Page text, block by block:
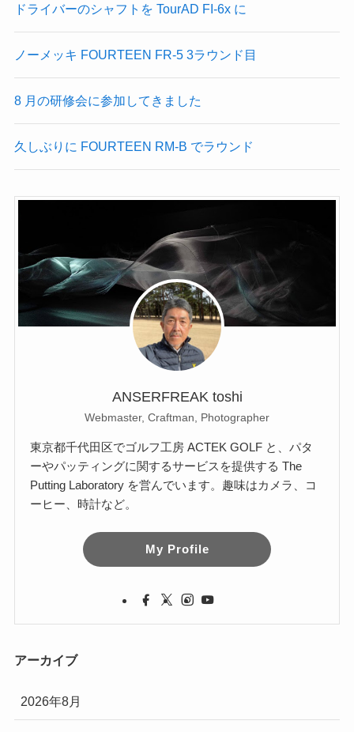
ドライバーのシャフトを TourAD FI-6x に
ノーメッキ FOURTEEN FR-5 3ラウンド目
8 月の研修会に参加してきました
久しぶりに FOURTEEN RM-B でラウンド
ANSERFREAK toshi
Webmaster, Craftman, Photographer
東京都千代田区でゴルフ工房 ACTEK GOLF と、パタ
ーやパッティングに関するサービスを提供する The
Putting Laboratory を営んでいます。趣味はカメラ、コ
ーヒー、時計など。
My Profile
アーカイブ
2026年8月